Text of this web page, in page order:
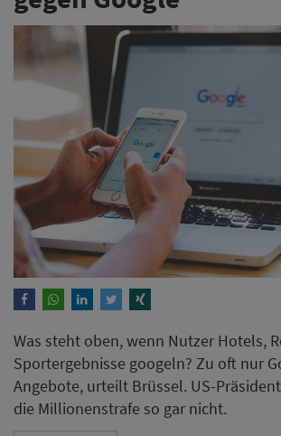
Was steht oben, wenn Nutzer Hotels,
Sportergebnisse googeln? Zu oft nur
Angebote, urteilt Brüssel. US-
die Millionenstrafe so gar nicht.
Weiterlesen
Jedes dritte Hotel
unsichtbar: Neue
zeigt deutlichen
Handlungsbedarf für